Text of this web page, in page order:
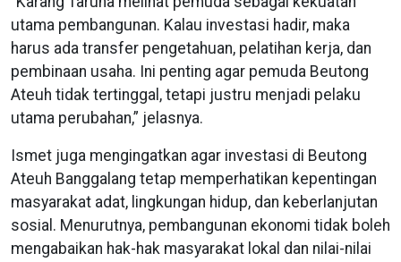
utama pembangunan. Kalau investasi hadir, maka
harus ada transfer pengetahuan, pelatihan kerja, dan
pembinaan usaha. Ini penting agar pemuda Beutong
Ateuh tidak tertinggal, tetapi justru menjadi pelaku
utama perubahan,” jelasnya.
Ismet juga mengingatkan agar investasi di Beutong
Ateuh Banggalang tetap memperhatikan kepentingan
masyarakat adat, lingkungan hidup, dan keberlanjutan
sosial. Menurutnya, pembangunan ekonomi tidak boleh
mengabaikan hak-hak masyarakat lokal dan nilai-nilai